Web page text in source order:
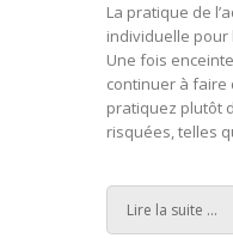
La pratique de
individuelle pour
Une fois
continuer à faire
pratiquez plutôt
risquées, telles
Lire la suite ...